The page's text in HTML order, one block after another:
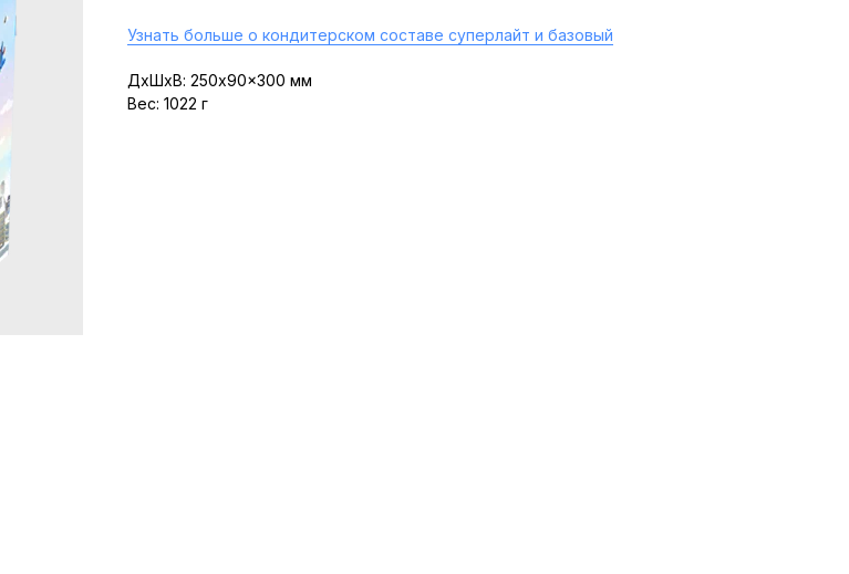
Узнать больше о кондитерском составе суперлайт и базовый
ДxШxВ: 250x90x300 мм
Вес: 1022 г